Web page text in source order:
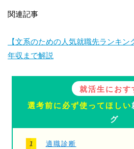
関連記事
【文系のための人気就職先ランキ
年収まで解説
就活生におす
選考前に必ず使ってほしい
グ
適職診断